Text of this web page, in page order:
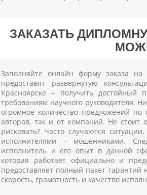
ЗАКАЗАТЬ
Заполняйте онлайн форму заказа
предоставят развернутую
Красноярске – получить достойный
требованиям научного руководителя.
огромное количество предложений
авторов, так и от компаний. Не
рисковать? Часто случаются
исполнителями – мошенниками.
исполнитель и его опыт в данной
которая работает официально и
предоставляет полный пакет
скорость, грамотность и качество